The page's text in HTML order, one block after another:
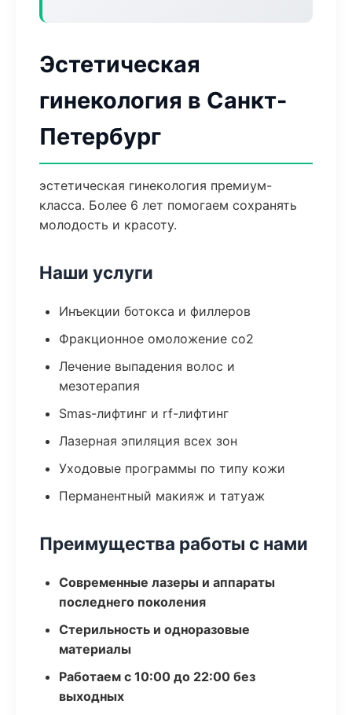
Эстетическая
гинекология в Санкт-
Петербург
эстетическая гинекология премиум-
класса. Более 6 лет помогаем сохранять
молодость и красоту.
Наши услуги
Инъекции ботокса и филлеров
Фракционное омоложение co2
Лечение выпадения волос и
мезотерапия
Smas-лифтинг и rf-лифтинг
Лазерная эпиляция всех зон
Уходовые программы по типу кожи
Перманентный макияж и татуаж
Преимущества работы с нами
Современные лазеры и аппараты
последнего поколения
Стерильность и одноразовые
материалы
Работаем с 10:00 до 22:00 без
выходных